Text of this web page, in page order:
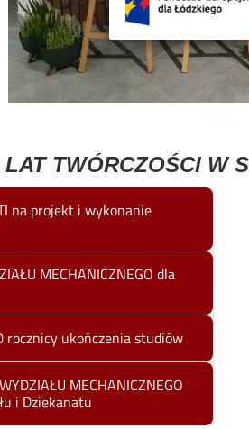
LAT TWÓRCZOŚCI W
na projekt i wykonanie
MECHANICZNEGO dla
rocznicy ukończenia studiów
MECHANICZNEGO
i Dziekanatu